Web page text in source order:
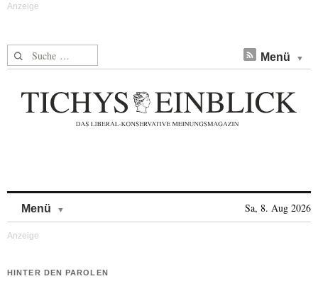
Suche nach: Menü
Menü Sa, 8. Aug 2026
HINTER DEN PAROLEN